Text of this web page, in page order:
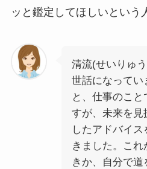
ッと鑑定してほしいという
清流(せいりゅ
世話になってい
と、仕事のこ
すが、未来を見
したアドバイ
きました。こ
きか、自分で